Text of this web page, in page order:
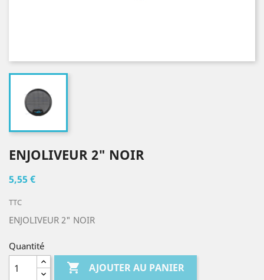
ENJOLIVEUR 2" NOIR
5,55 €
TTC
ENJOLIVEUR 2" NOIR
Quantité
 AJOUTER AU PANIER